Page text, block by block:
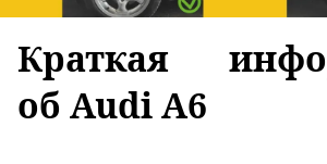
Краткая
об Audi A6